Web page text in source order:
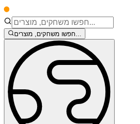
חפשו משחקים, מוצרים...